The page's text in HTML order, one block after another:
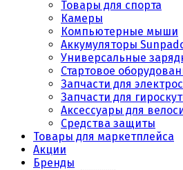
Товары для спорта
Камеры
Компьютерные мыши
Аккумуляторы
Универсальные
Стартовое
Запчасти для
Запчасти для
Аксессуары для
Средства защиты
Товары для маркетплейса
Акции
Бренды